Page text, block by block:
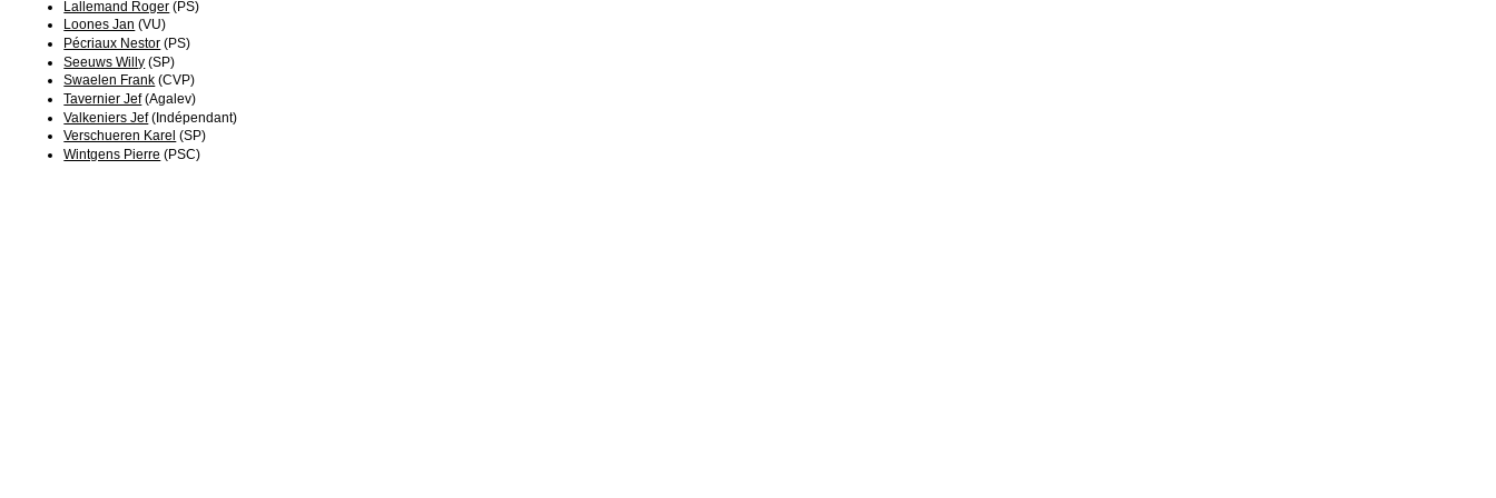
Lallemand Roger (PS)
Loones Jan (VU)
Pécriaux Nestor (PS)
Seeuws Willy (SP)
Swaelen Frank (CVP)
Tavernier Jef(Agalev)
Valkeniers Jef(Indépendant)
Verschueren Karel (SP)
Wintgens Pierre (PSC)